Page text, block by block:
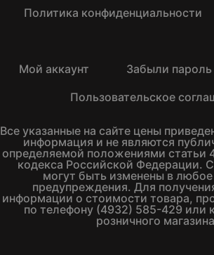
Политика конфиденциальности
Мой аккаунт Забыли пароль
Пользовательское
Все указанные на сайте цены
информация и не являются
определяемой положениями статьи
кодекса Российской Федерации.
могут быть изменены в
предупреждения. Для
информации о стоимости товара,
по телефону (4932) 585-429 или
розничного